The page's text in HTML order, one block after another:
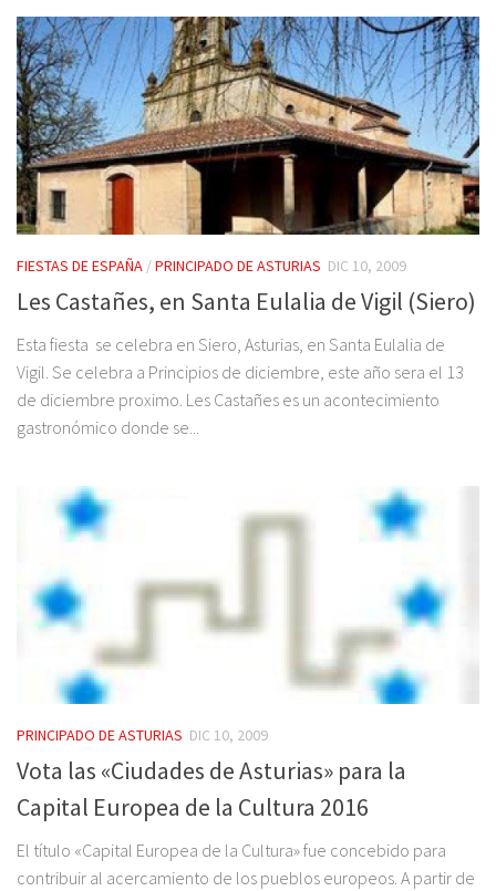
FIESTAS DE ESPAÑA /PRINCIPADO DE ASTURIAS DIC 10, 2009
Les Castañes, en Santa Eulalia de Vigil (Siero)
Esta fiesta se celebra en Siero, Asturias, en Santa Eulalia de
Vigil. Se celebra a Principios de diciembre, este año sera el 13
de diciembre proximo. Les Castañes es un acontecimiento
gastronómico donde se...
PRINCIPADO DE ASTURIAS DIC 10, 2009
Vota las «Ciudades de Asturias» para la
Capital Europea de la Cultura 2016
El título «Capital Europea de la Cultura» fue concebido para
contribuir al acercamiento de los pueblos europeos. A partir de